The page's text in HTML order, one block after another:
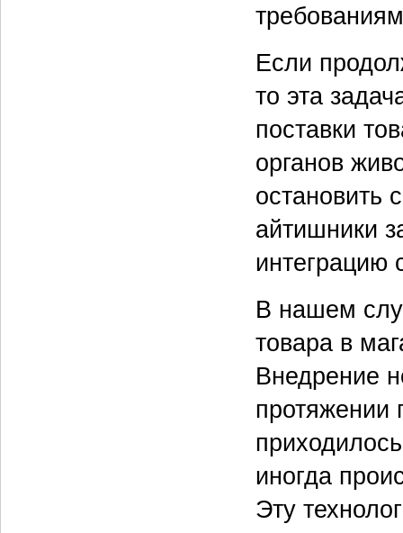
Если
то эта
поставки
органов
остановить
айтишники
интеграцию
В нашем
товара в
Внедрение
протяжении
иногда
Эту